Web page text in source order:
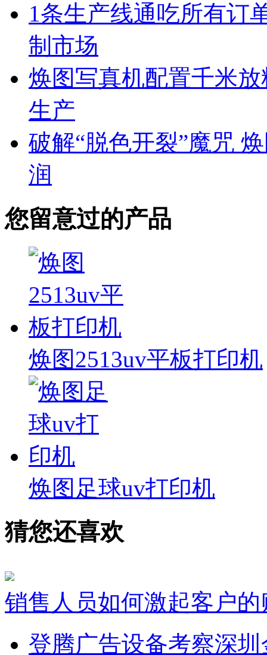
1条生产线通吃所有订
制市场
焕图写真机配置千米
生产
破解“脱色开裂”魔咒
润
您留意过的产品
焕图2513uv平板打印机
焕图足球uv打印机
猜您还喜欢
销售人员如何激起客户的
登腾广告设备考察深